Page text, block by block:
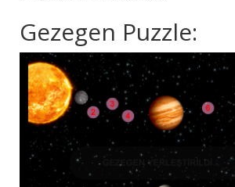
Gezegen Puzzle: